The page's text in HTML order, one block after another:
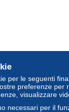
per le seguenti
preferenze per
visualizzare
necessari per il
America/Indiana/